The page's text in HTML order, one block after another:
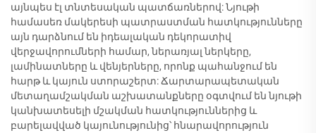
այնպես էլ տնտեսական պատճառներով: Նյութի
համասեռ մակերեսի պատրաստման հատկությունները
այն դարձնում են իդեալական դեկորատիվ
վերջավորումների համար, ներառյալ ներկերը,
լամինատները և վենյերները, որոնք պահանջում են
հարթ և կայուն ստորաշերտ: Ճարտարապետական
մետաղամշակման աշխատանքները օգտվում են նյութի
կանխատեսելի մշակման հատկություններից և
բարելավված կայունությունից՝ հնարավորություն